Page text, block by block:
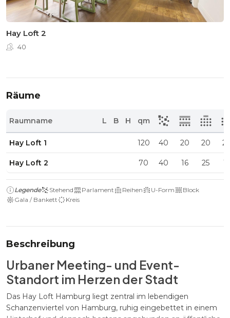
Hay Loft 2
40
Räume
Raumname L B H qm
Hay Loft 1 120 40 20 20
Hay Loft 2 70 40 16 25 16
Legende Stehend Parlament Reihen U-Form
Block
Gala / Bankett
Kreis
Beschreibung
Urbaner Meeting- und Event-
Standort im Herzen der Stadt
Das Hay Loft Hamburg liegt zentral im lebendigen
Schanzenviertel von Hamburg, ruhig eingebettet in einem